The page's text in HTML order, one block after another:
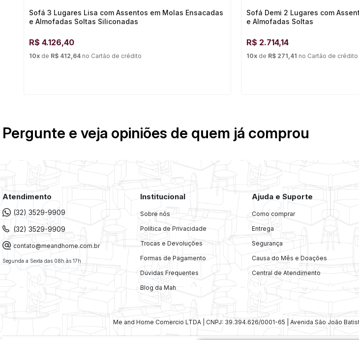
Sofá 3 Lugares Lisa com Assentos em Molas Ensacadas
e Almofadas Soltas Siliconadas
R$ 4.126,40
10x de R$ 412,64 no Cartão de crédito
Sofá Demi 2 Lugares com
e Almofadas Soltas
R$ 2.714,14
10x de R$ 271,41 no Cartão de crédito
Pergunte e veja opiniões de quem já comprou
Atendimento
(32) 3529-9909
(32) 3529-9909
contato@meandhome.com.br
Segunda a Sexta das 08h às 17h
Institucional
Sobre nós
Política de Privacidade
Trocas e Devoluções
Formas de Pagamento
Dúvidas Frequentes
Blog da Mah
Ajuda e Suporte
Como comprar
Entrega
Segurança
Causa do Mês e Doações
Central de Atendimento
Me and Home Comercio LTDA | CNPJ: 39.394.626/0001-65 | Avenida São João